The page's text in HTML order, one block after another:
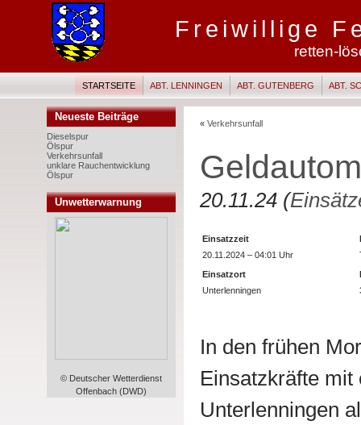
Freiwillige
retten-
STARTSEITE ABT. LENNINGEN ABT. GUTENBERG ABT.
Neueste Beiträge
Dieselspur
Ölspur
Verkehrsunfall
unklare Rauchentwicklung
Ölspur
Unwetterwarnung
© Deutscher Wetterdienst
Offenbach (DWD)
« Verkehrsunfall
20.11.24 (
Einsatzzeit
20.11.2024 – 04:01 Uhr
Einsatzort
Unterlenningen
In den frühen
Einsatzkräfte
Unterlenningen